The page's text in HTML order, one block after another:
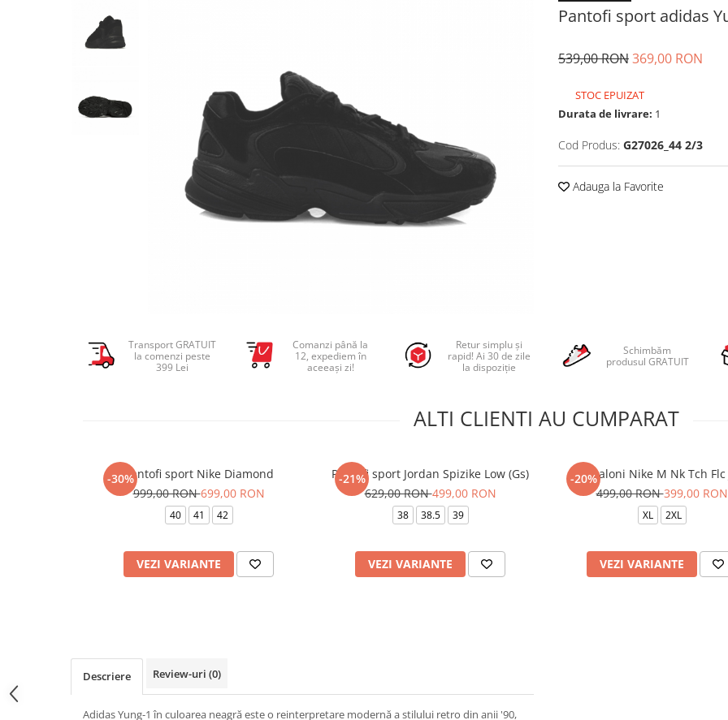
Pantaloni lungi copii
Pantaloni scurti Copii
Pantofi sport adidas
539,00 RON369,00 RON
STOC EPUIZAT
Durata de livrare: 1
Cod Produs: G27026_44 2/3
Adauga la Favorite
Transport GRATUIT
la comenzi peste
399 Lei
Comanzi până la
12, expediem în
aceeași zi!
Retur simplu și
rapid! Ai 30 de zile
la dispoziție
Schimbăm
produsul GRATUIT
ALTI CLIENTI AU CUMPARAT
-30%Pantofi sport Nike Diamond
999,00 RON699,00 RON
40 41 42
VEZI VARIANTE
-21%
Pantofi sport Jordan Spizike Low (Gs)
629,00 RON499,00 RON
38 38.5 39
VEZI VARIANTE
-20%
Pantaloni Nike M Nk Tch Flc
499,00 RON399,00 RON
XL 2XL
VEZI VARIANTE
Descriere Review-uri (0)
Adidas Yung-1 în culoarea neagră este o reinterpretare modernă a stilului retro din anii '90,